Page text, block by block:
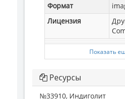
Формат
Лицензия
Показать
Ресурсы
№33910, Индиголит